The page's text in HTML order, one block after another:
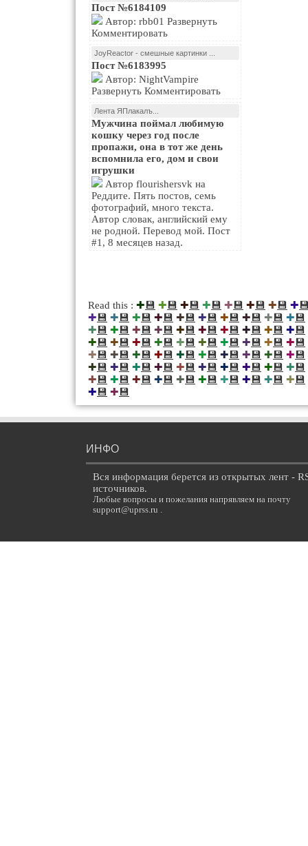
Пост №6184109
Комментировать
JoyReactor - смешные картинки ...
Пост №6183995
Развернуть Комментировать
Лента ЯПлакалъ...
Мужчина поймал любимую
кошку через год после
пропажи, она в тот же день
вспомнила его, дом и свои
игрушки
Реддите. Пять постов, семь
фотографий, много текста.
Автор словак, английский ему
не родной. Перевод мой. Пост
#1, 8 месяцев назад.
Read this : ✚💾 ✚💾 ✚💾 ✚💾 ✚💾 ✚💾 ✚💾 ✚
✚💾 ✚💾 ✚💾 ✚💾 ✚💾 ✚💾 ✚💾 ✚💾 ✚💾 ✚💾
✚💾 ✚💾 ✚💾 ✚💾 ✚💾 ✚💾 ✚💾 ✚💾 ✚💾 ✚💾
✚💾 ✚💾 ✚💾 ✚💾 ✚💾 ✚💾 ✚💾 ✚💾 ✚💾 ✚💾
✚💾 ✚💾 ✚💾 ✚💾 ✚💾 ✚💾 ✚💾 ✚💾 ✚💾 ✚💾
✚💾 ✚💾 ✚💾 ✚💾 ✚💾 ✚💾 ✚💾 ✚💾 ✚💾 ✚💾
✚💾 ✚💾 ✚💾 ✚💾 ✚💾 ✚💾 ✚💾 ✚💾 ✚💾 ✚💾
✚💾 ✚💾
ИНФО
Вся информация берется из открытых лент -
источников.
Любые вопросы и пожелания напрявляем на почту
support@uprss.ru .